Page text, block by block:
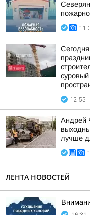
12:55
Андрей
лучше
ЛЕНТА НОВОСТЕЙ